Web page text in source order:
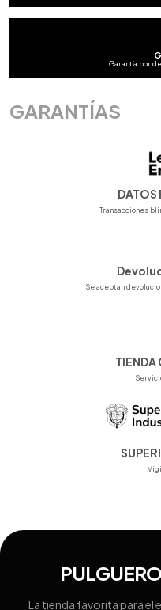
Garantía por
GARANTÍAS
DATOS
Transacciones
Se aceptan
La tienda favorita para el